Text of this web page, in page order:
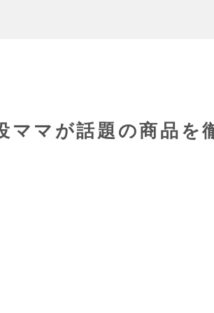
ママが話題の商品を